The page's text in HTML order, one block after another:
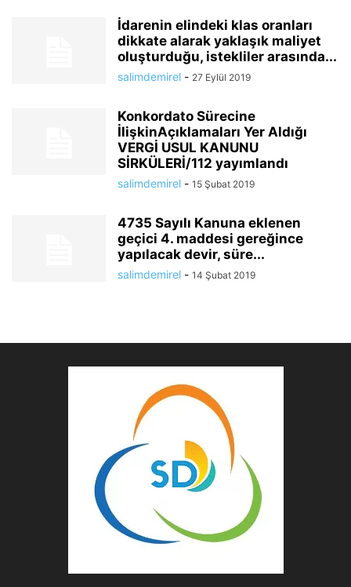
İdarenin elindeki klas oranları
dikkate alarak yaklaşık maliyet
oluşturduğu, istekliler arasında...
salimdemirel - 27 Eylül 2019
Konkordato Sürecine
İlişkinAçıklamaları Yer Aldığı
VERGİ USUL KANUNU
SİRKÜLERİ/112 yayımlandı
salimdemirel - 15 Şubat 2019
4735 Sayılı Kanuna eklenen
geçici 4. maddesi gereğince
yapılacak devir, süre...
salimdemirel - 14 Şubat 2019